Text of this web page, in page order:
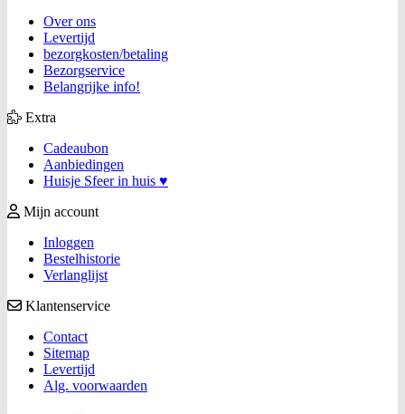
Over ons
Levertijd
bezorgkosten/betaling
Bezorgservice
Belangrijke info!
Extra
Cadeaubon
Aanbiedingen
Huisje Sfeer in huis ♥
Mijn account
Inloggen
Bestelhistorie
Verlanglijst
Klantenservice
Contact
Sitemap
Levertijd
Alg. voorwaarden